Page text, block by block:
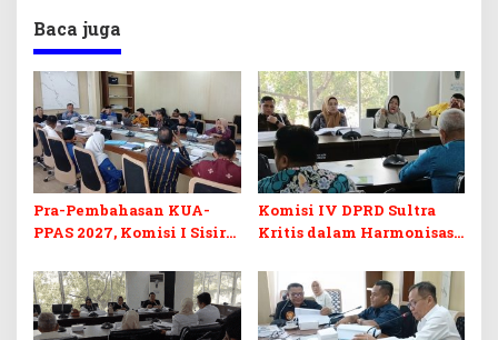
Baca juga
Pra-Pembahasan KUA-
PPAS 2027, Komisi I Sisir
Berkelanjutan
Komisi IV DPRD Sultra
Kritis dalam Harmonisasi
Perubahan APBD 2026